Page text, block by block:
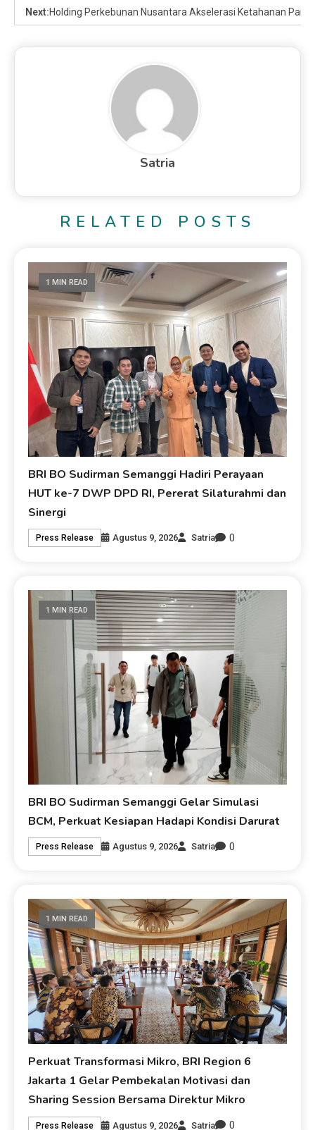
Next:Holding Perkebunan Nusantara Akselerasi Ketahanan
Satria
RELATED POSTS
1 MIN READ
BRI BO Sudirman Semanggi Hadiri Perayaan
HUT ke-7 DWP DPD RI, Pererat Silaturahmi dan
Sinergi
Press Release Agustus 9, 2026 Satria 0
1 MIN READ
BRI BO Sudirman Semanggi Gelar Simulasi
BCM, Perkuat Kesiapan Hadapi Kondisi Darurat
Press Release Agustus 9, 2026 Satria 0
1 MIN READ
Perkuat Transformasi Mikro, BRI Region 6
Jakarta 1 Gelar Pembekalan Motivasi dan
Sharing Session Bersama Direktur Mikro
Press Release Agustus 9, 2026 Satria 0